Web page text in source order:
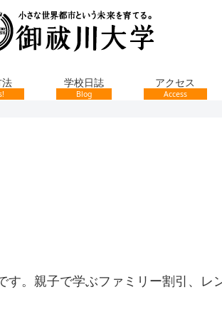
法 学校日誌
Blog
アクセス
Access
。親子で学ぶファミリー割引、レ